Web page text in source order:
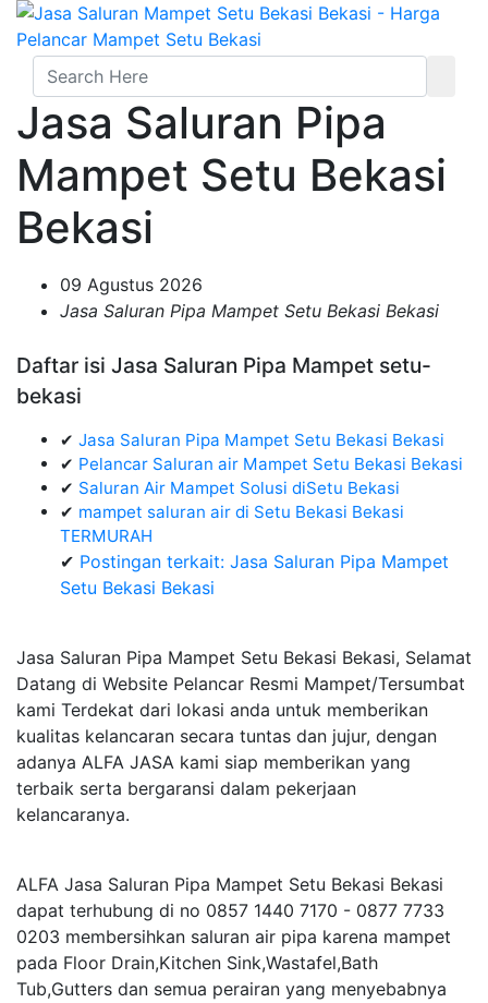
Jasa Saluran Pipa
Mampet Setu Bekasi
Bekasi
09 Agustus 2026
Jasa Saluran Pipa Mampet Setu Bekasi Bekasi
Daftar isi Jasa Saluran Pipa Mampet setu-
bekasi
✔ Jasa Saluran Pipa Mampet Setu Bekasi Bekasi
✔ Pelancar Saluran air Mampet Setu Bekasi Bekasi
✔ Saluran Air Mampet Solusi diSetu Bekasi
✔ mampet saluran air di Setu Bekasi Bekasi
TERMURAH
✔ Postingan terkait: Jasa Saluran Pipa Mampet
Setu Bekasi Bekasi
Jasa Saluran Pipa Mampet Setu Bekasi Bekasi, Selamat
Datang di Website Pelancar Resmi Mampet/Tersumbat
kami Terdekat dari lokasi anda untuk memberikan
kualitas kelancaran secara tuntas dan jujur, dengan
adanya ALFA JASA kami siap memberikan yang
terbaik serta bergaransi dalam pekerjaan
kelancaranya.
ALFA Jasa Saluran Pipa Mampet Setu Bekasi Bekasi
dapat terhubung di no 0857 1440 7170 - 0877 7733
0203 membersihkan saluran air pipa karena mampet
pada Floor Drain,Kitchen Sink,Wastafel,Bath
Tub,Gutters dan semua perairan yang menyebabnya